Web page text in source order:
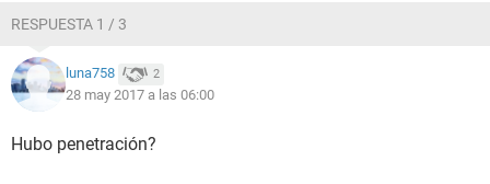
RESPUESTA 1 / 3
luna758 2
28 may 2017 a las 06:00
Hubo penetración?